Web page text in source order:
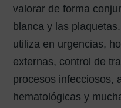
valorar de forma
blanca y las
utiliza en urgencias,
externas, control de
procesos infecciosos,
hematológicas y